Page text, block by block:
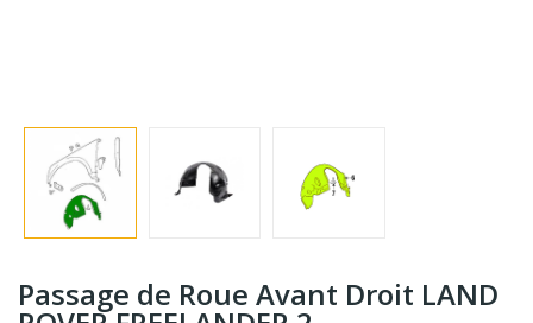
Passage de Roue Avant Droit LAND